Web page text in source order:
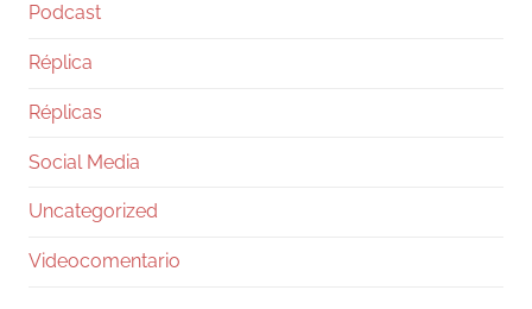
Podcast
Réplica
Réplicas
Social Media
Uncategorized
Videocomentario